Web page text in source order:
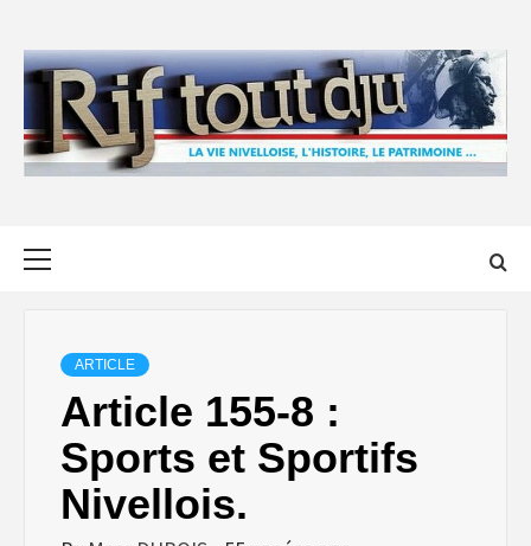
content
ARTICLE
Article 155-8 :
Sports et Sportifs
Nivellois.